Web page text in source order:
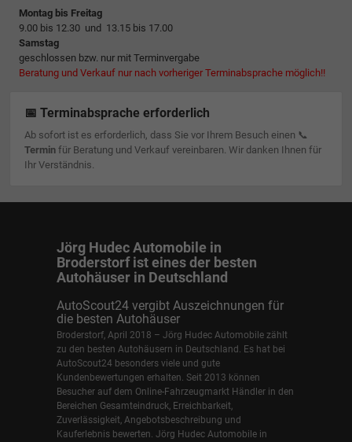
Montag bis Freitag
9.00 bis 12.30 und 13.15 bis 17.00
Samstag
geschlossen bzw. nur mit Terminvergabe
Beratung und Verkauf nur nach vorheriger Terminabsprache möglich!!
📅 Terminabsprache erforderlich
Ab sofort ist es erforderlich, dass Sie vor Ihrem Besuch einen 📞
Terminfür Beratung und Verkauf vereinbaren. Wir danken Ihnen für
Ihr Verständnis.
Jörg Hudec Automobile in
Broderstorf ist eines der besten
Autohäuser in Deutschland
AutoScout24 vergibt Auszeichnungen für
die besten Autohäuser
Broderstorf, April 2018 – Jörg Hudec Automobile zählt
zu den besten Autohäusern in Deutschland. Es hat bei
AutoScout24 besonders viele und gute
Kundenbewertungen erhalten. Seit 2013 können
Besucher auf dem Online-Fahrzeugmarkt Händler in den
Bereichen Gesamteindruck, Erreichbarkeit,
Zuverlässigkeit, Angebotsbeschreibung und
Kauferlebnis bewerten. Jörg Hudec Automobile in